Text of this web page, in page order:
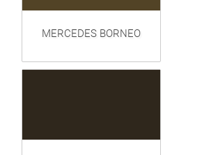
MERCEDES BORNEO